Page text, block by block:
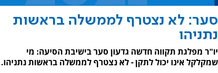
סער: לא נצטרף לממשלה בראשות
נתניהו
יו"ר מפלגת תקווה חדשה גדעון סער בישיבת הסיעה: מי
שמקלקל אינו יכול לתקן - לא נצטרף לממשלה בראשות נתניהו.